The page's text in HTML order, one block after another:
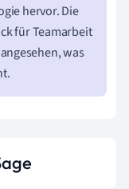
hervor. Die
für Teamarbeit
was